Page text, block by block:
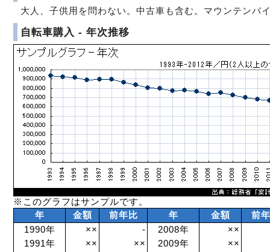
大人、子供用を問わない。中古車も含む。マウンテン
自転車購入 - 年次推移
※このグラフはサンプルです。
年
金額 前年比 年 金額
前
1990年
×× - 2008年
××
1991年
×× ×× 2009年
××